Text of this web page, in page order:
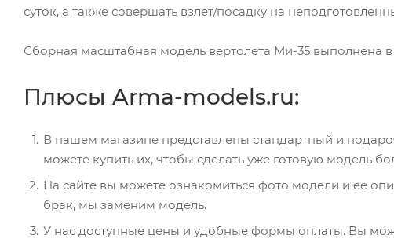
суток, а также совершать взлет/посадку на
Сборная масштабная модель вертолета Ми-35 выполнена
Плюсы Arma-models.ru:
В нашем магазине представлены стандартный и
можете купить их, чтобы сделать уже готовую модель
На сайте вы можете ознакомиться фото модели и ее
брак, мы заменим модель.
У нас доступные цены и удобные формы оплаты. Вы